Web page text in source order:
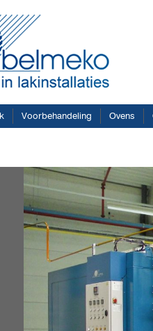
Voorbehandeling Ovens